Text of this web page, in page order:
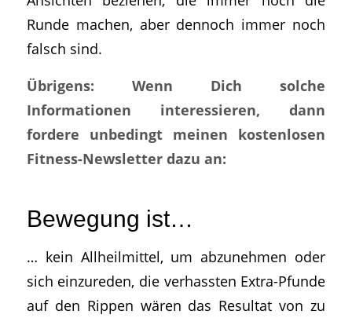
Runde machen, aber dennoch immer noch
falsch sind.
Übrigens: Wenn Dich solche
Informationen interessieren, dann
fordere unbedingt meinen kostenlosen
Fitness-Newsletter dazu an:
Bewegung ist…
… kein Allheilmittel, um abzunehmen oder
sich einzureden, die verhassten Extra-Pfunde
auf den Rippen wären das Resultat von zu